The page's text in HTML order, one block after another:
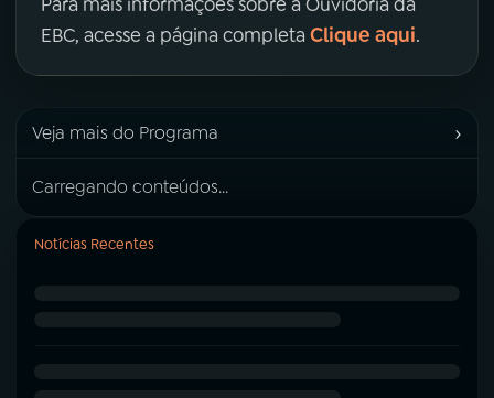
Para mais informações sobre a Ouvidoria da
EBC, acesse a página completa Clique aqui.
Veja mais do Programa ›
Carregando conteúdos...
Notícias Recentes